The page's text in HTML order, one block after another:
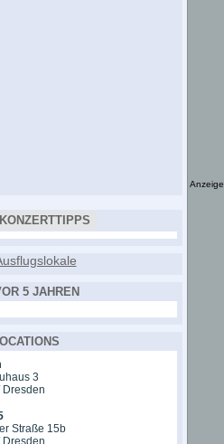
KONZERTTIPPS
5 JAHREN
3
Dresden
Straße 15b
Dresden
Anzeige